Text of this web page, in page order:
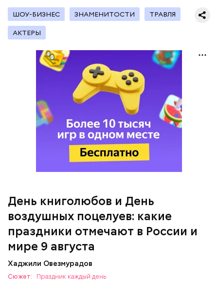
ШОУ-БИЗНЕС ЗНАМЕНИТОСТИ ТРАВЛЯ
АКТЕРЫ
День книголюбов и День
воздушных поцелуев: какие
праздники отмечают в России и
мире 9 августа
Хаджили Овезмурадов
Сюжет: Праздник каждый день
День воздушных поцелуев
воздушный поцелуй близкому человеку через
социальные сети и мессенджеры.
День «Счастье случается»
День «Счастье случается» был инициирован
Тайным обществом счастливых людей, чтобы
напомнить людям, что счастье на самом деле
кроется в мелочах. Отпраздновать этот день
можно, поделившись с другими людьми
счастливыми моментами из своей жизни.